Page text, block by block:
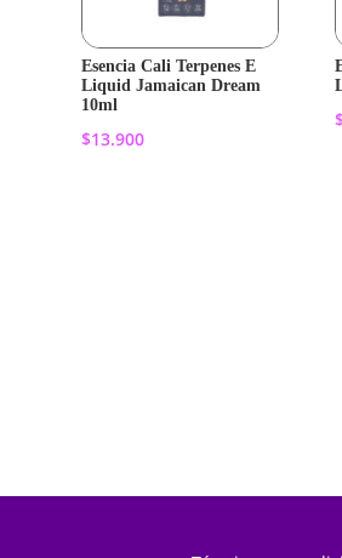
Esencia Cali Terpenes E
Liquid Jamaican Dream
10ml
$13.900